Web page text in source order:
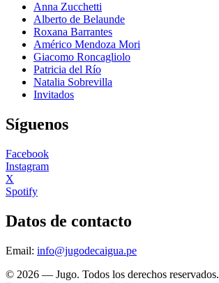
Anna Zucchetti
Alberto de Belaunde
Roxana Barrantes
Américo Mendoza Mori
Giacomo Roncagliolo
Patricia del Río
Natalia Sobrevilla
Invitados
Síguenos
Facebook
Instagram
X
Spotify
Datos de contacto
Email: info@jugodecaigua.pe
© 2026 — Jugo. Todos los derechos reservados.